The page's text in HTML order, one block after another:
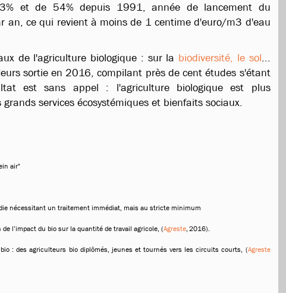
et de 54% depuis 1991, année de lancement du
ce qui revient à moins de 1 centime d'euro/m3 d'eau
de l'agriculture biologique : sur la biodiversité, le sol...
sortie en 2016, compilant près de cent études s'étant
est sans appel : l'agriculture biologique est plus
services écosystémiques et bienfaits sociaux.
air"
nécessitant un traitement immédiat, mais au stricte minimum
l’impact du bio sur la quantité de travail agricole, (Agreste,2016).
: des agriculteurs bio diplômés, jeunes et tournés vers les circuits courts, (Agreste